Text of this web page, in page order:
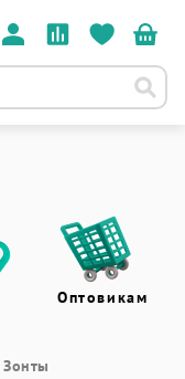
Оптовикам
Зонты